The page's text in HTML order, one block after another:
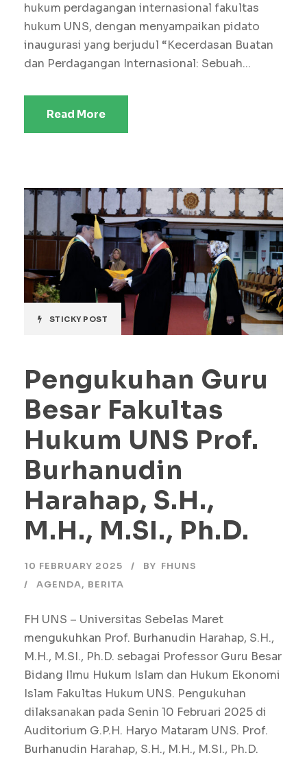
hukum perdagangan internasional fakultas
hukum UNS, dengan menyampaikan pidato
inaugurasi yang berjudul “Kecerdasan Buatan
dan Perdagangan Internasional: Sebuah...
Read More
STICKY POST
Pengukuhan Guru
Besar Fakultas
Hukum UNS Prof.
Burhanudin
Harahap, S.H.,
M.H., M.SI., Ph.D.
10 FEBRUARY 2025 BY FHUNS
AGENDA, BERITA
FH UNS – Universitas Sebelas Maret
mengukuhkan Prof. Burhanudin Harahap, S.H.,
M.H., M.SI., Ph.D. sebagai Professor Guru Besar
Bidang Ilmu Hukum Islam dan Hukum Ekonomi
Islam Fakultas Hukum UNS. Pengukuhan
dilaksanakan pada Senin 10 Februari 2025 di
Auditorium G.P.H. Haryo Mataram UNS. Prof.
Burhanudin Harahap, S.H., M.H., M.SI., Ph.D.